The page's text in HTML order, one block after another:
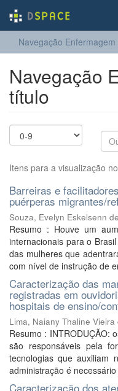
Navegação
Navegação
título
Itens para a visualização
Barreiras e
puérperas migrantes/
Souza, Evelyn Eskelsenn de
Resumo : Houve um
internacionais para o
das mulheres que
com nível de instrução de
Caracterização das
registradas em
hospitais de ensino/
Lima, Naiany Thaline Vieira
Resumo : INTRODUÇÃO:
são responsáveis pela
tecnologias que auxiliam
administração é
Caracterização dos